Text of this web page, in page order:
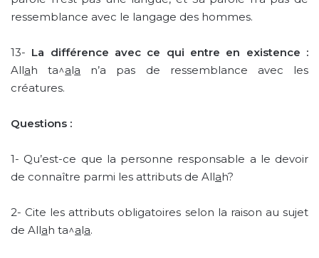
ressemblance avec le langage des hommes.
13- La différence avec ce qui entre en existence :
Allah ta^ala n’a pas de ressemblance avec les
créatures.
Questions :
1- Qu’est-ce que la personne responsable a le devoir
de connaître parmi les attributs de Allah?
2- Cite les attributs obligatoires selon la raison au sujet
de Allah ta^ala.